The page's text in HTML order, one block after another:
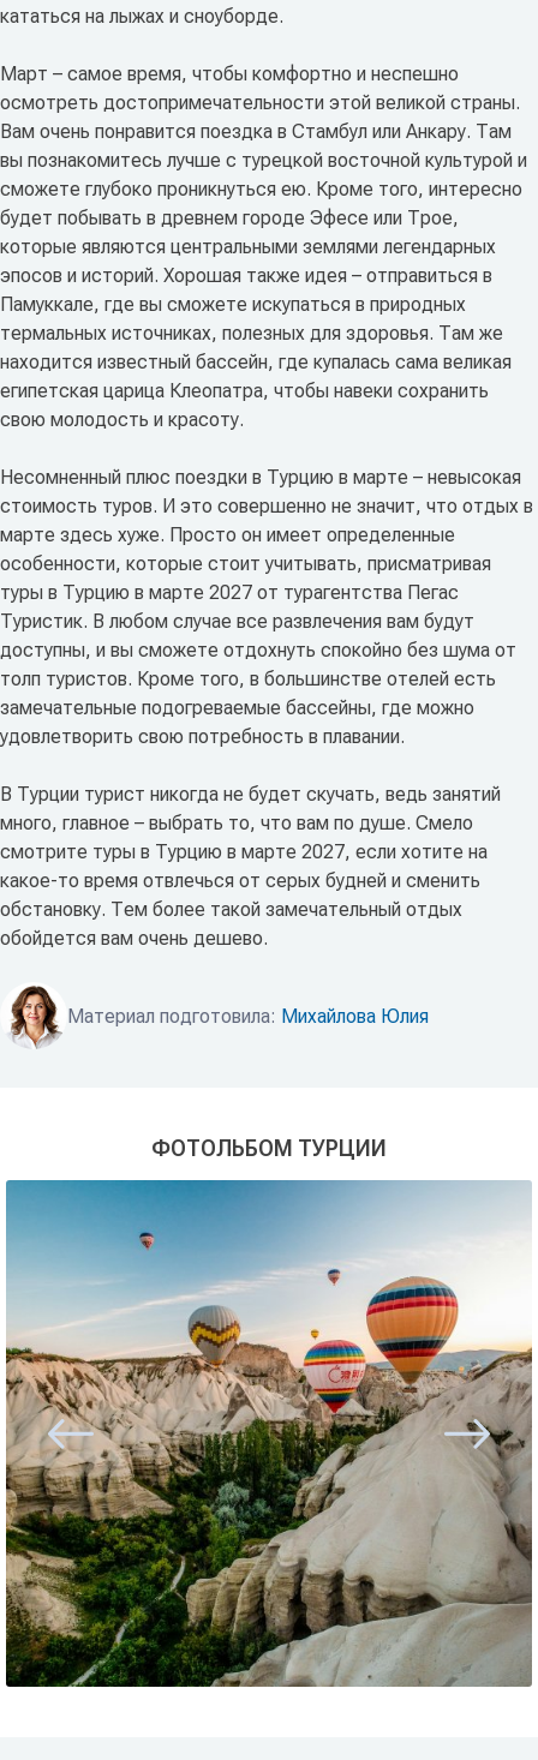
кататься на лыжах и сноуборде.
Март – самое время, чтобы комфортно и неспешно
осмотреть достопримечательности этой великой страны.
Вам очень понравится поездка в Стамбул или Анкару. Там
вы познакомитесь лучше с турецкой восточной культурой и
сможете глубоко проникнуться ею. Кроме того, интересно
будет побывать в древнем городе Эфесе или Трое,
которые являются центральными землями легендарных
эпосов и историй. Хорошая также идея – отправиться в
Памуккале, где вы сможете искупаться в природных
термальных источниках, полезных для здоровья. Там же
находится известный бассейн, где купалась сама великая
египетская царица Клеопатра, чтобы навеки сохранить
свою молодость и красоту.
Несомненный плюс поездки в Турцию в марте – невысокая
стоимость туров. И это совершенно не значит, что отдых в
марте здесь хуже. Просто он имеет определенные
особенности, которые стоит учитывать, присматривая
туры в Турцию в марте 2027 от турагентства Пегас
Туристик. В любом случае все развлечения вам будут
доступны, и вы сможете отдохнуть спокойно без шума от
толп туристов. Кроме того, в большинстве отелей есть
замечательные подогреваемые бассейны, где можно
удовлетворить свою потребность в плавании.
В Турции турист никогда не будет скучать, ведь занятий
много, главное – выбрать то, что вам по душе. Смело
смотрите туры в Турцию в марте 2027, если хотите на
какое-то время отвлечься от серых будней и сменить
обстановку. Тем более такой замечательный отдых
обойдется вам очень дешево.
Материал подготовила: Михайлова Юлия
ФОТОЛЬБОМ ТУРЦИИ